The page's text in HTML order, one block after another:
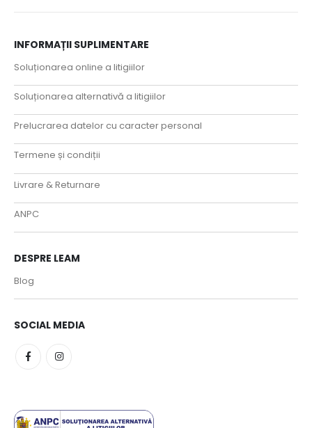
INFORMAȚII SUPLIMENTARE
Soluționarea online a litigiilor
Soluționarea alternativă a litigiilor
Prelucrarea datelor cu caracter personal
Termene și condiții
Livrare & Returnare
ANPC
DESPRE LEAM
Blog
SOCIAL MEDIA